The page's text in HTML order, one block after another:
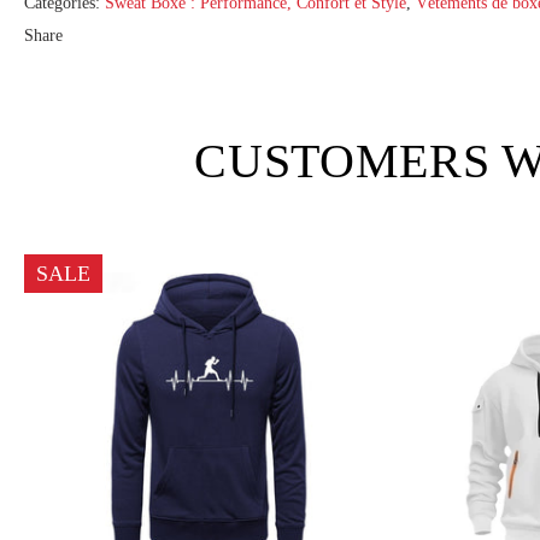
Share
CUSTOMERS
SALE